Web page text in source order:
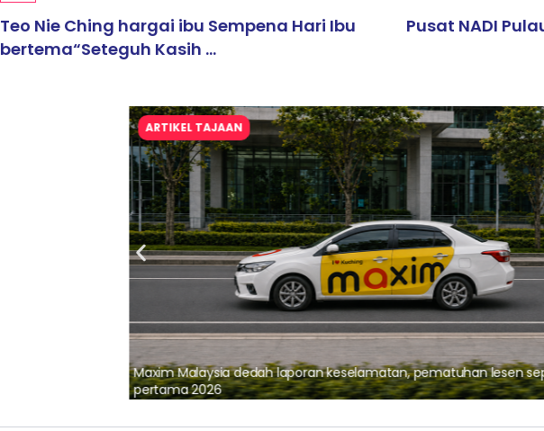
Teo Nie Ching hargai ibu Sempena Hari Ibu
bertema“Seteguh Kasih ...
Pusat NADI
ARTIKEL TAJAAN
Maxim Malaysia dedah laporan keselamatan, pematuhan lesen
pertama 2026